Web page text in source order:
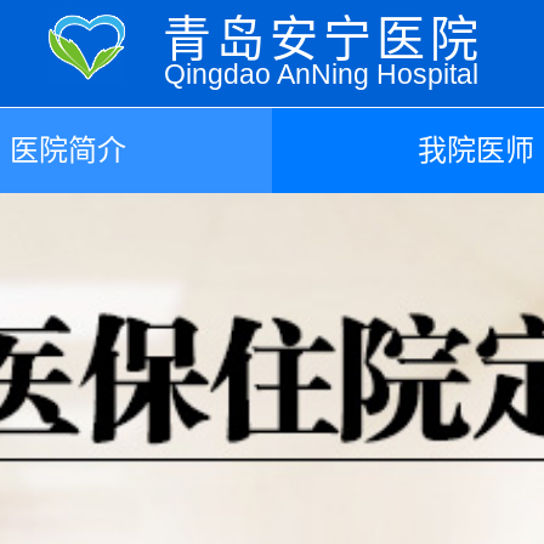
青岛安宁医院
Qingdao AnNing Hospital
医院简介 我院医师